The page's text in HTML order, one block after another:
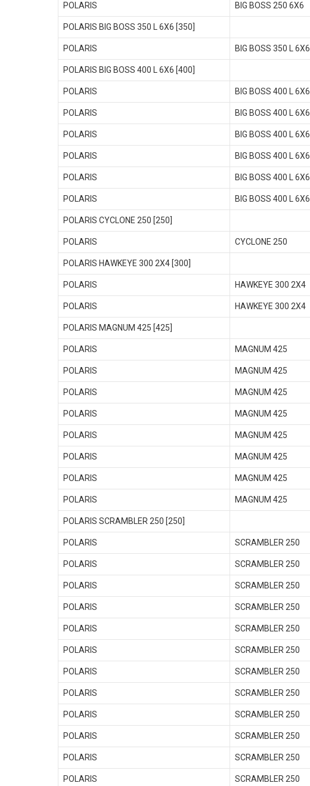
POLARIS BIG BOSS 250 6X6
POLARIS BIG BOSS 350 L 6X6 [350]
POLARIS BIG BOSS 350 L 6X6
POLARIS BIG BOSS 400 L 6X6 [400]
POLARIS BIG BOSS 400 L 6X6
POLARIS BIG BOSS 400 L 6X6
POLARIS BIG BOSS 400 L 6X6
POLARIS BIG BOSS 400 L 6X6
POLARIS BIG BOSS 400 L 6X6
POLARIS BIG BOSS 400 L 6X6
POLARIS CYCLONE 250 [250]
POLARIS CYCLONE 250
POLARIS HAWKEYE 300 2X4 [300]
POLARIS HAWKEYE 300 2X4
POLARIS HAWKEYE 300 2X4
POLARIS MAGNUM 425 [425]
POLARIS MAGNUM 425
POLARIS MAGNUM 425
POLARIS MAGNUM 425
POLARIS MAGNUM 425
POLARIS MAGNUM 425
POLARIS MAGNUM 425
POLARIS MAGNUM 425
POLARIS MAGNUM 425
POLARIS SCRAMBLER 250 [250]
POLARIS SCRAMBLER 250
POLARIS SCRAMBLER 250
POLARIS SCRAMBLER 250
POLARIS SCRAMBLER 250
POLARIS SCRAMBLER 250
POLARIS SCRAMBLER 250
POLARIS SCRAMBLER 250
POLARIS SCRAMBLER 250
POLARIS SCRAMBLER 250
POLARIS SCRAMBLER 250
POLARIS SCRAMBLER 250
POLARIS SCRAMBLER 250